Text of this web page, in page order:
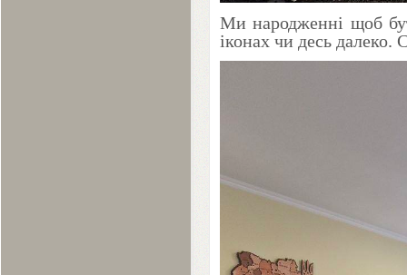
Ми народженні щоб
іконах чи десь далеко.